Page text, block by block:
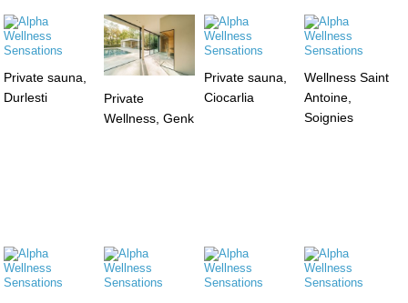
Private sauna,
Durlesti
Private
Wellness, Genk
Private sauna,
Ciocarlia
Wellness Saint
Antoine,
Soignies